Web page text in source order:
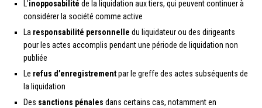
L’inopposabilité de la liquidation aux tiers, qui peuvent continuer à
considérer la société comme active
La responsabilité personnelle du liquidateur ou des dirigeants
pour les actes accomplis pendant une période de liquidation non
publiée
Le refus d’enregistrementpar le greffe des actes subséquents de
la liquidation
Des sanctions pénales dans certains cas, notamment en